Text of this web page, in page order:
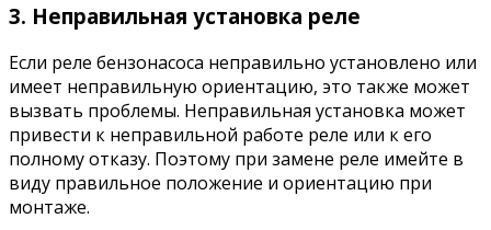
3. Неправильная установка реле
Если реле бензонасоса неправильно установлено или
имеет неправильную ориентацию, это также может
вызвать проблемы. Неправильная установка может
привести к неправильной работе реле или к его
полному отказу. Поэтому при замене реле имейте в
виду правильное положение и ориентацию при
монтаже.